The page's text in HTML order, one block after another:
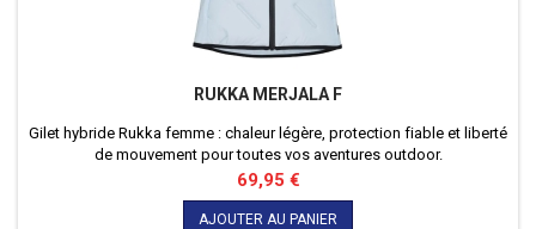
RUKKA MERJALA F
Gilet hybride Rukka femme : chaleur légère, protection fiable et liberté
de mouvement pour toutes vos aventures outdoor.
Prix
69,95 €
AJOUTER AU PANIER